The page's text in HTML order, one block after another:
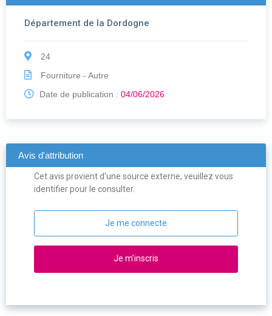
Département de la Dordogne
24
Fourniture - Autre
Date de publication : 04/06/2026
Avis d'attribution
Cet avis provient d'une source externe, veuillez vous
identifier pour le consulter.
Je me connecte
Je m'inscris